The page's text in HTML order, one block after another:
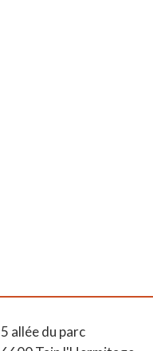
allée du parc